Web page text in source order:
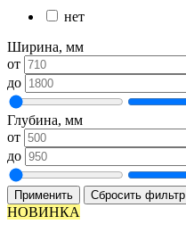
нет
Ширина, мм
от
до
Глубина, мм
от
до
Применить Сбросить фильтр
НОВИНКА